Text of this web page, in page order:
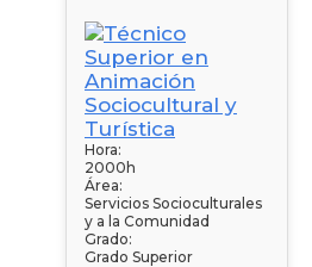
Hora:
2000h
Área:
Servicios Socioculturales
y a la Comunidad
Grado:
Grado Superior